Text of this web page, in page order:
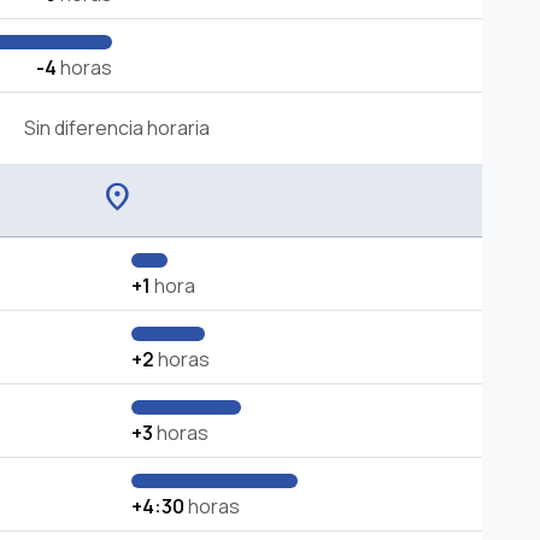
-4horas
Sin diferencia horaria
location_on
+1 hora
+2horas
+3horas
+4:30horas